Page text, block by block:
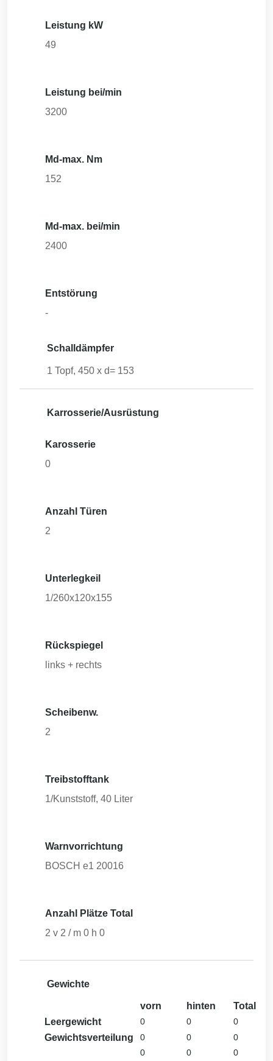
Leistung kW
49
Leistung bei/min
3200
Md-max. Nm
152
Md-max. bei/min
2400
Entstörung
-
Schalldämpfer
1 Topf, 450 x d= 153
Karrosserie/Ausrüstung
Karosserie
0
Anzahl Türen
2
Unterlegkeil
1/260x120x155
Rückspiegel
links + rechts
Scheibenw.
2
Treibstofftank
1/Kunststoff, 40 Liter
Warnvorrichtung
BOSCH e1 20016
Anzahl Plätze Total
2 v 2 / m 0 h 0
Gewichte
vorn hinten
Total
Leergewicht
0 0 0
Gewichtsverteilung 0 0
0
0
0 0